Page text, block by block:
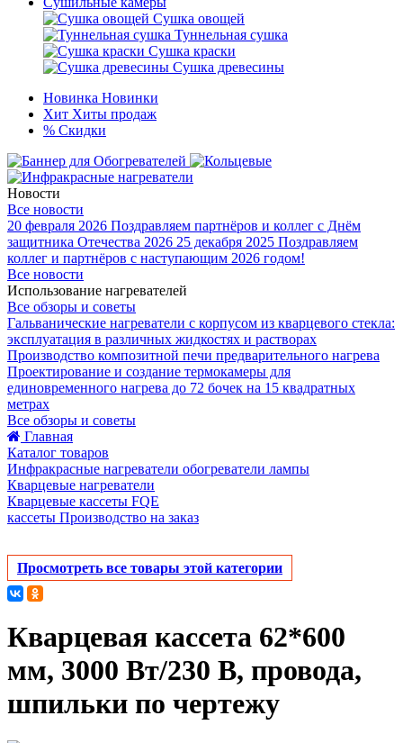
Сушка овощей
Туннельная сушка
Сушка краски
Сушка древесины
Новинка Новинки
Хит Хиты продаж
% Скидки
Новости
Все новости
20 февраля 2026 Поздравляем партнёров и коллег с Днём
защитника Отечества 2026 25 декабря 2025 Поздравляем
коллег и партнёров с наступающим 2026 годом!
Все новости
Использование нагревателей
Все обзоры и советы
Гальванические нагреватели с корпусом из кварцевого стекла:
эксплуатация в различных жидкостях и растворах
Производство композитной печи предварительного нагрева
Проектирование и создание термокамеры для
единовременного нагрева до 72 бочек на 15 квадратных
метрах
Все обзоры и советы
Главная
Каталог товаров
Инфракрасные нагреватели обогреватели лампы
Кварцевые нагреватели
Кварцевые кассеты FQE
кассеты Производство на заказ
Просмотреть все товары этой категории
Кварцевая кассета 62*600
мм, 3000 Вт/230 В, провода,
шпильки по чертежу